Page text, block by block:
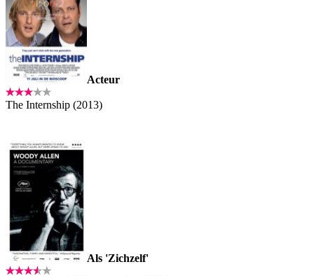
Acteur
The Internship (2013)
Als 'Zichzelf'